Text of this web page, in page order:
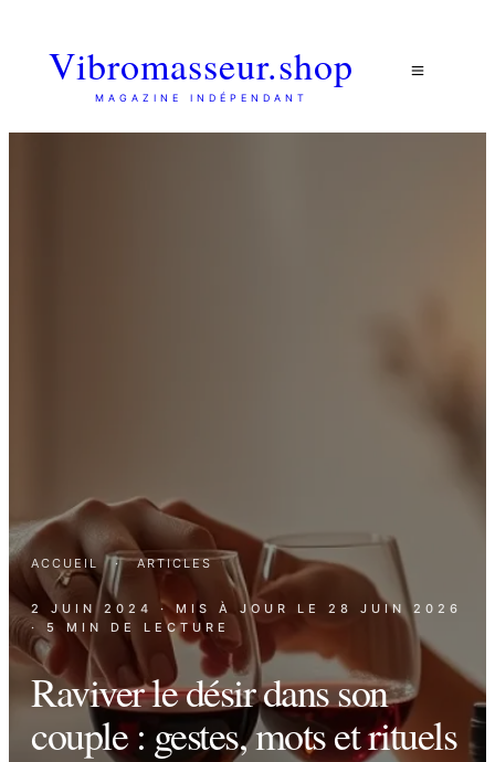
Vibromasseur.shop
MAGAZINE INDÉPENDANT
ACCUEIL · ARTICLES
2 JUIN 2024 · MIS À JOUR LE 28 JUIN 2026
· 5 MIN DE LECTURE
Raviver le désir dans son
couple : gestes, mots et rituels